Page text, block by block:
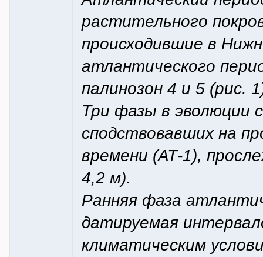
растительного
происходившие в
атлантического
палинозон 4 и 5 (рис.
Три фазы в эволюции
сподствовавших на
времени (АТ-1),
4,2 м).
Ранняя фаза
датируемая
климатическим